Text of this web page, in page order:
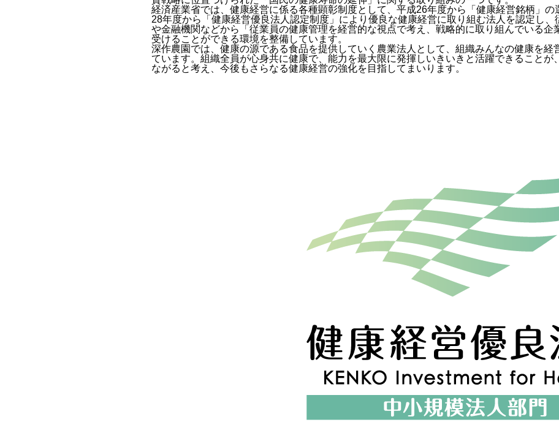
経済産業省では、健康経営に係る各種顕彰制度として、平成26年度から「健康経営銘柄」の
28年度から「健康経営優良法人認定制度」により優良な健康経営に取り組む法人を認定し、
や金融機関などから「従業員の健康管理を経営的な視点で考え、戦略的に取り組んでいる企
受けることができる環境を整備しています。
深作農園では、健康の源である食品を提供していく農業法人として、組織みんなの健康を経
ています。組織全員が心身共に健康で、能力を最大限に発揮しいきいきと活躍できることが
ながると考え、今後もさらなる健康経営の強化を目指してまいります。